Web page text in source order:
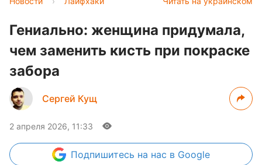
Гениально: женщина придумала,
чем заменить кисть при покраске
забора
Сергей Кущ
2 апреля 2026, 11:33
Подпишитесь на нас в Google